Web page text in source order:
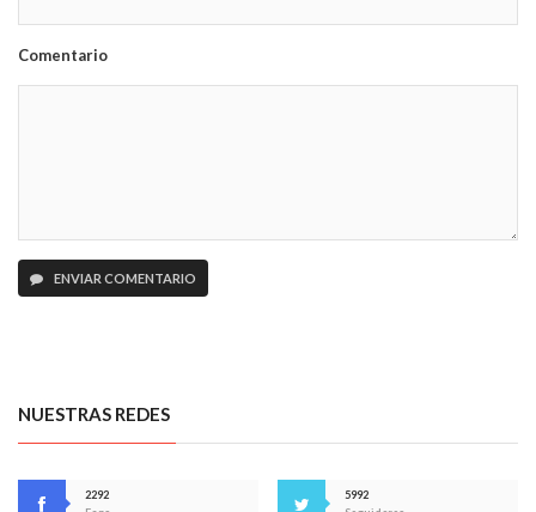
Comentario
ENVIAR COMENTARIO
NUESTRAS REDES
2292
5992